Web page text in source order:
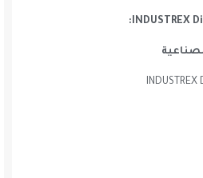
INDUSTREX